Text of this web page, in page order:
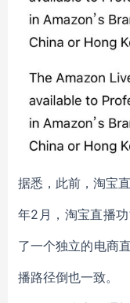
据悉，此前，淘宝
年2月，淘宝直播
了一个独立的电商
播路径倒也一致。